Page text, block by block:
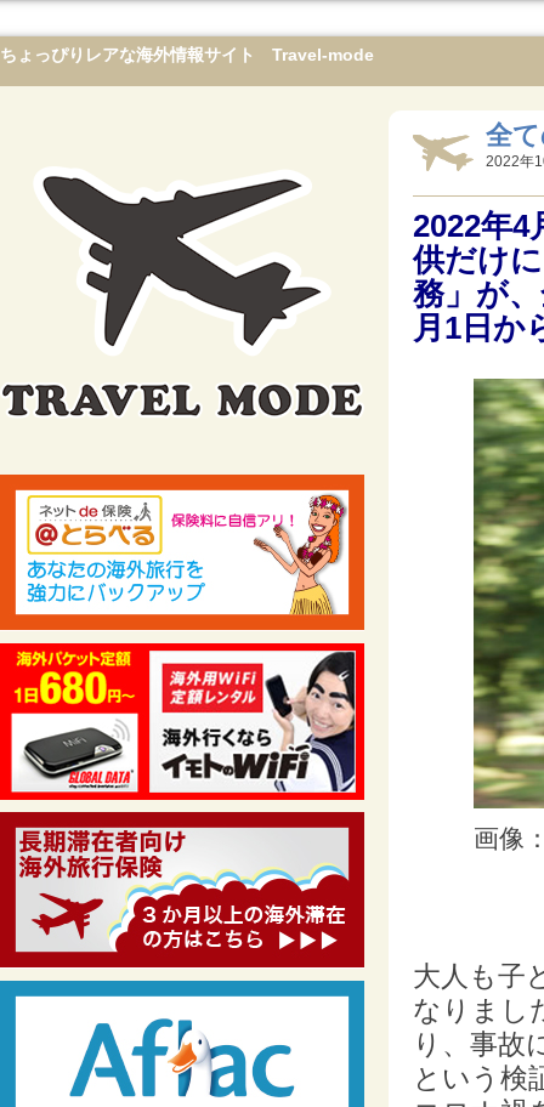
ちょっぴりレアな海外情報サイト Travel-mode
全
2022年
2022年4
供だけ
務」が
月1日か
画像
大人も子
なりまし
り、事故
という検